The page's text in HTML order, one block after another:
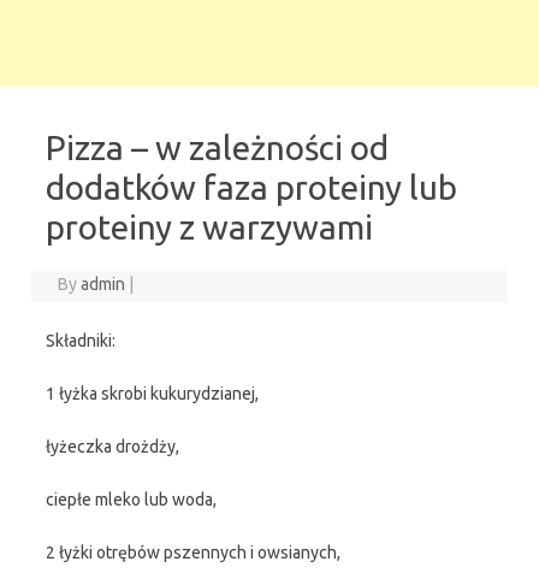
Pizza – w zależności od
dodatków faza proteiny lub
proteiny z warzywami
Byadmin
Składniki:
1 łyżka skrobi kukurydzianej,
łyżeczka drożdży,
ciepłe mleko lub woda,
2 łyżki otrębów pszennych i owsianych,